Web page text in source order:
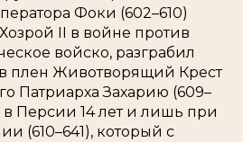
Фоки (602–610)
II в войне против
войско, разграбил
плен Животворящий Крест
Патриарха Захарию (609–
в Персии 14 лет и лишь при
(610–641), который с